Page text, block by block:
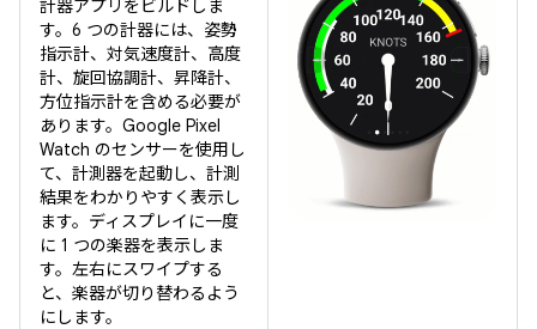
計器アプリをビルドしま
す。6 つの計器には、姿勢
指示計、対気速度計、高度
計、旋回協調計、昇降計、
方位指示計を含める必要が
あります。Google Pixel
Watch のセンサーを使用し
て、計測器を起動し、計測
結果をわかりやすく表示し
ます。ディスプレイに一度
に 1 つの楽器を表示しま
す。左右にスワイプする
と、楽器が切り替わるよう
にします。